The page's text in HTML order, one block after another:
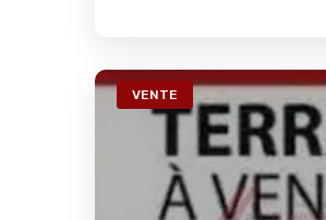
VENTE